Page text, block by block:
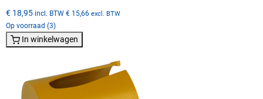
€ 18,95 incl. BTW € 15,66 excl. BTW
Op voorraad (3)
In winkelwagen